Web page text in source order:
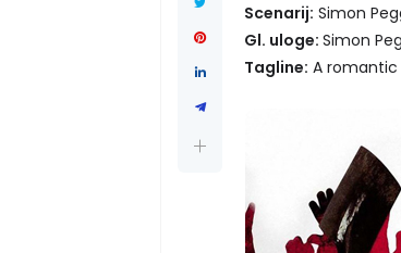
Scenarij: Simon
Gl. uloge: Simon
Tagline: A romantic